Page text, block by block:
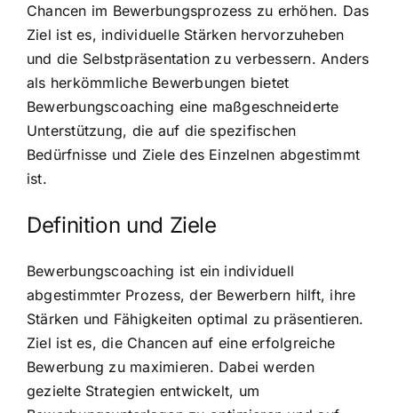
Chancen im Bewerbungsprozess zu erhöhen. Das
Ziel ist es, individuelle Stärken hervorzuheben
und die Selbstpräsentation zu verbessern. Anders
als herkömmliche Bewerbungen bietet
Bewerbungscoaching eine maßgeschneiderte
Unterstützung, die auf die spezifischen
Bedürfnisse und Ziele des Einzelnen abgestimmt
ist.
Definition und Ziele
Bewerbungscoaching ist ein individuell
abgestimmter Prozess, der Bewerbern hilft, ihre
Stärken und Fähigkeiten optimal zu präsentieren.
Ziel ist es, die Chancen auf eine erfolgreiche
Bewerbung zu maximieren. Dabei werden
gezielte Strategien entwickelt, um